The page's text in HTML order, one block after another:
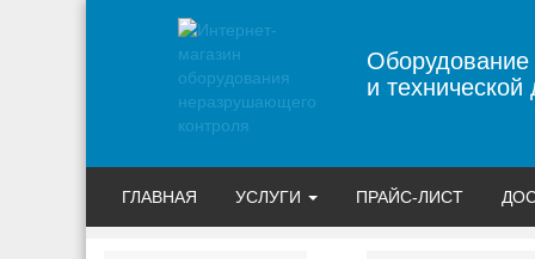
и технической
ГЛАВНАЯ УСЛУГИ ПРАЙС-ЛИСТ